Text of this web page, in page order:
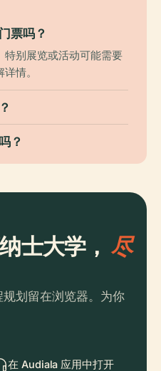
票吗？
别展览或活动可能需要
情。
？
士大学， 尽
划留在浏览器。为你
在 Audiala 应用中打开